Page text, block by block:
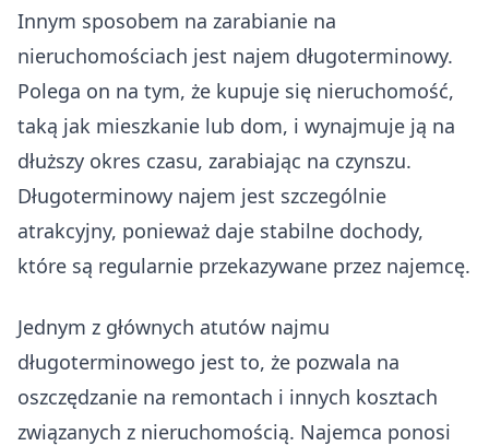
Innym sposobem na zarabianie na
nieruchomościach jest najem długoterminowy.
Polega on na tym, że kupuje się nieruchomość,
taką jak mieszkanie lub dom, i wynajmuje ją na
dłuższy okres czasu, zarabiając na czynszu.
Długoterminowy najem jest szczególnie
atrakcyjny, ponieważ daje stabilne dochody,
które są regularnie przekazywane przez najemcę.
Jednym z głównych atutów najmu
długoterminowego jest to, że pozwala na
oszczędzanie na remontach i innych kosztach
związanych z nieruchomością. Najemca ponosi